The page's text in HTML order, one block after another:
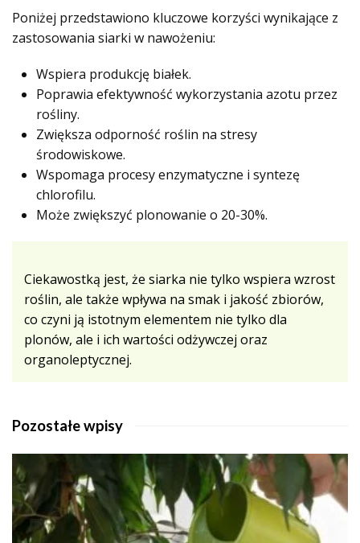
Poniżej przedstawiono kluczowe korzyści wynikające z
zastosowania siarki w nawożeniu:
Wspiera produkcję białek.
Poprawia efektywność wykorzystania azotu przez
rośliny.
Zwiększa odporność roślin na stresy
środowiskowe.
Wspomaga procesy enzymatyczne i syntezę
chlorofilu.
Może zwiększyć plonowanie o 20-30%.
Ciekawostką jest, że siarka nie tylko wspiera wzrost
roślin, ale także wpływa na smak i jakość zbiorów,
co czyni ją istotnym elementem nie tylko dla
plonów, ale i ich wartości odżywczej oraz
organoleptycznej.
Pozostałe wpisy